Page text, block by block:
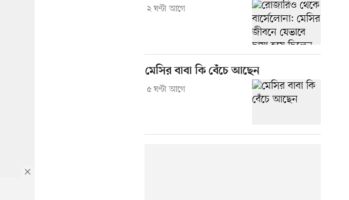
২ ঘণ্টা আগে
মেসির বাবা কি বেঁচে আছেন
৫ ঘণ্টা আগে